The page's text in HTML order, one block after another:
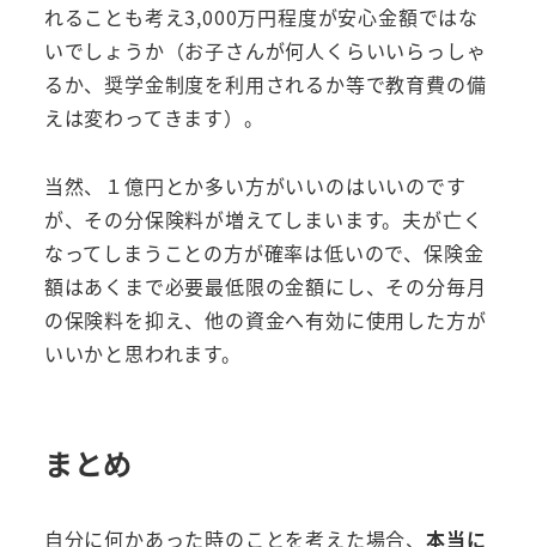
れることも考え3,000万円程度が安心金額ではな
いでしょうか（お子さんが何人くらいいらっしゃ
るか、奨学金制度を利用されるか等で教育費の備
えは変わってきます）。
当然、１億円とか多い方がいいのはいいのです
が、その分保険料が増えてしまいます。夫が亡く
なってしまうことの方が確率は低いので、保険金
額はあくまで必要最低限の金額にし、その分毎月
の保険料を抑え、他の資金へ有効に使用した方が
いいかと思われます。
まとめ
自分に何かあった時のことを考えた場合、 本当に